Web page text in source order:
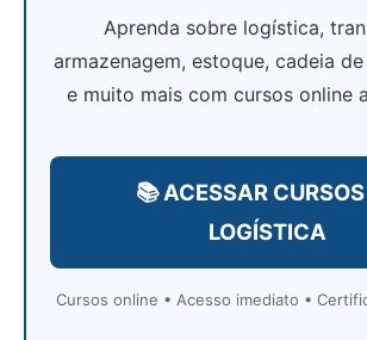
Aprenda sobre logística,
armazenagem, estoque, cadeia
e muito mais com cursos online
📚 ACESSAR
LOGÍSTICA
Cursos online • Acesso imediato •